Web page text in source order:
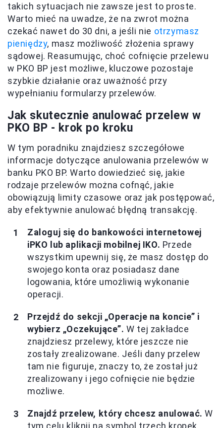
takich sytuacjach nie zawsze jest to proste.
Warto mieć na uwadze, że na zwrot można
czekać nawet do 30 dni, a jeśli nie otrzymasz
pieniędzy, masz możliwość złożenia sprawy
sądowej. Reasumując, choć cofnięcie przelewu
w PKO BP jest możliwe, kluczowe pozostaje
szybkie działanie oraz uważność przy
wypełnianiu formularzy przelewów.
Jak skutecznie anulować przelew w
PKO BP - krok po kroku
W tym poradniku znajdziesz szczegółowe
informacje dotyczące anulowania przelewów w
banku PKO BP. Warto dowiedzieć się, jakie
rodzaje przelewów można cofnąć, jakie
obowiązują limity czasowe oraz jak postępować,
aby efektywnie anulować błędną transakcję.
Zaloguj się do bankowości internetowej
iPKO lub aplikacji mobilnej IKO. Przede
wszystkim upewnij się, że masz dostęp do
swojego konta oraz posiadasz dane
logowania, które umożliwią wykonanie
operacji.
Przejdź do sekcji „Operacje na koncie” i
wybierz „Oczekujące”. W tej zakładce
znajdziesz przelewy, które jeszcze nie
zostały zrealizowane. Jeśli dany przelew
tam nie figuruje, znaczy to, że został już
zrealizowany i jego cofnięcie nie będzie
możliwe.
Znajdź przelew, który chcesz anulować. W
tym celu kliknij na symbol trzech kropek